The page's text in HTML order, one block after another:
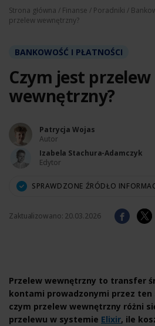
Strona główna / Finanse / Poradniki /
przelew wewnętrzny?
BANKOWOŚĆ I PŁATNOŚCI
Czym jest przelew
wewnętrzny?
Patrycja Wojas
Autor
Izabela Stachura-Adamczyk
Edytor
SPRAWDZONE ŹRÓDŁO
Zaktualizowano: 20.03.2026
Przelew wewnętrzny to transfer
kontami prowadzonymi przez ten
czym przelew wewnętrzny różni
przelewu w systemie Elixir, ile